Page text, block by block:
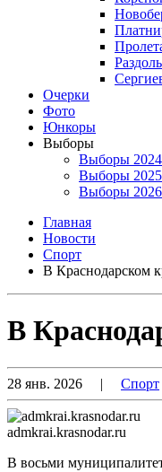
Очерки
Фото
Юнкоры
Выборы
Выборы 2024
Выборы 2025
Выборы 2026
Главная
Новости
Спорт
В Краснодарском
В
28 янв. 2026 | Спорт
admkrai.krasnodar.ru
В восьми